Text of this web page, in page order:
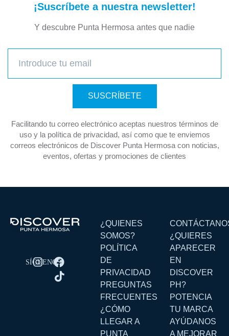
¡Suscríbete a nuestra newsletter!
Y descubre Punta Hermosa antes que nadie
SUSCRÍBETE
Facilitando tu correo electrónico aceptas nuestros términos de
uso y la política de privacidad, así como que te enviemos
correos electrónicos de Discover Punta Hermosa con noticias,
eventos, ofertas y promociones de clientes
¿QUIENES
SOMOS?
POLÍTICA
DE
PRIVACIDAD
PREGUNTAS
FRECUENTES
¿CÓMO
LLEGAR A
PUNTA
¿QUIERES
APARECER
EN
DISCOVER
PH?
POTENCIA
TU MARCA
AYÚDANOS
A MEJORAR